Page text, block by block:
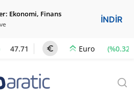
Ekonomi, Finans
İNDİR
47.71 Euro (%0.32)